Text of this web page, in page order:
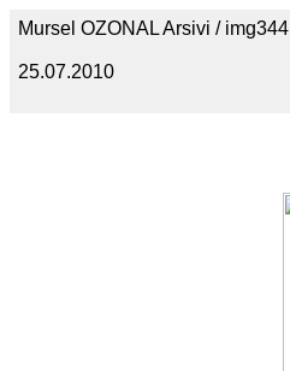
Mursel OZONAL Arsivi / img344
25.07.2010